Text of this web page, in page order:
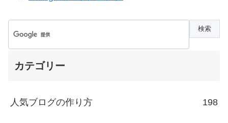
カテゴリー
人気ブログの作り方 198